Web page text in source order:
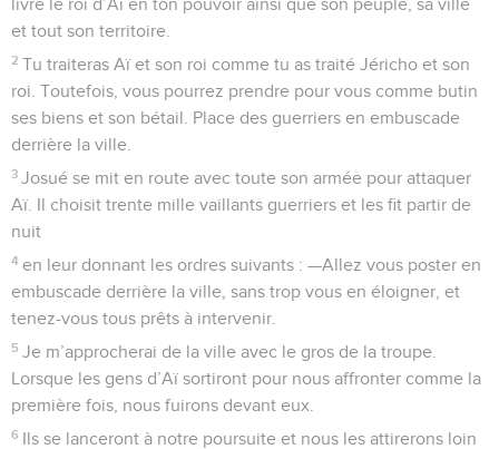
livre le roi d’Aï en ton pouvoir ainsi que son peuple, sa ville
et tout son territoire.
2 Tu traiteras Aï et son roi comme tu as traité Jéricho et son
roi. Toutefois, vous pourrez prendre pour vous comme butin
ses biens et son bétail. Place des guerriers en embuscade
derrière la ville.
3 Josué se mit en route avec toute son armée pour attaquer
Aï. Il choisit trente mille vaillants guerriers et les fit partir de
nuit
4 en leur donnant les ordres suivants : —Allez vous poster en
embuscade derrière la ville, sans trop vous en éloigner, et
tenez-vous tous prêts à intervenir.
5 Je m’approcherai de la ville avec le gros de la troupe.
Lorsque les gens d’Aï sortiront pour nous affronter comme la
première fois, nous fuirons devant eux.
6 Ils se lanceront à notre poursuite et nous les attirerons loin